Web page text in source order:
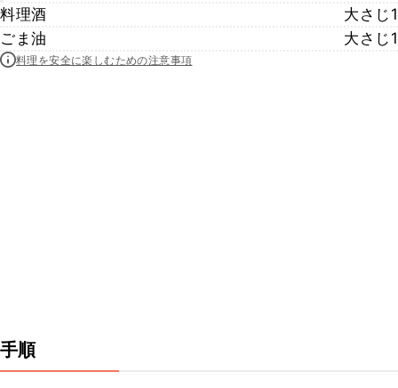
料理酒
大さじ1
ごま油
大さじ1
料理を安全に楽しむための注意事項
手順